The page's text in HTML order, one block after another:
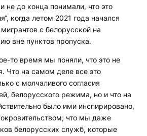
не до конца понимали, что это
когда летом 2021 года начался
с белорусской на
вне пунктов пропуска.
то время мы поняли, что это не
Что на самом деле все это
с молчаливого согласия
белорусского режима, но и что на
было ими инспирировано,
что мы даже
белорусских служб, которые